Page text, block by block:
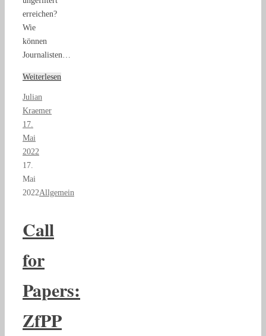
erreichen?
Wie
können
Journalisten…
Weiterlesen
Julian
Kraemer
17.
Mai
2022
17.
Mai
2022Allgemein
Call
for
Papers:
ZfPP